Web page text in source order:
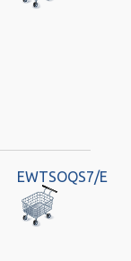
EWTSOQS7/E